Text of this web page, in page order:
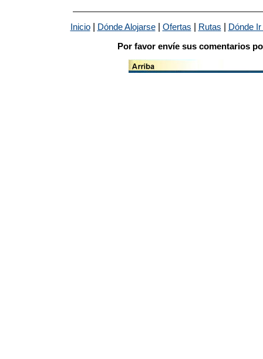
Inicio| Dónde Alojarse| Ofertas Rutas Dónde
Por favor envíe sus comentarios